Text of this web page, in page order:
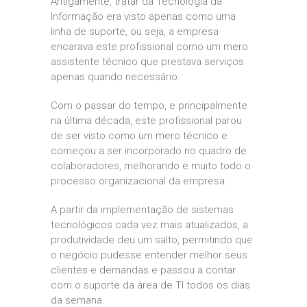
Informação era visto apenas como uma
linha de suporte, ou seja, a empresa
encarava este profissional como um mero
assistente técnico que prestava serviços
apenas quando necessário.
Com o passar do tempo, e principalmente
na última década, este profissional parou
de ser visto como um mero técnico e
começou a ser incorporado no quadro de
colaboradores, melhorando e muito todo o
processo organizacional da empresa.
A partir da implementação de sistemas
tecnológicos cada vez mais atualizados, a
produtividade deu um salto, permitindo que
o negócio pudesse entender melhor seus
clientes e demandas e passou a contar
com o suporte da área de TI todos os dias
da semana.